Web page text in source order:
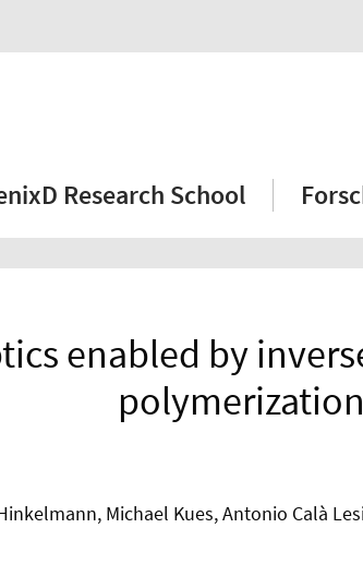
Research School
enabled by
polymerization
Michael Kues, Antonio Calà